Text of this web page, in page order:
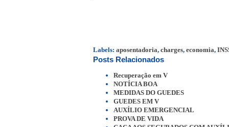
Labels: aposentadoria, charges, economia,
Posts Relacionados
Recuperação em V
NOTÍCIA BOA
MEDIDAS DO GUEDES
GUEDES EM V
AUXÍLIO EMERGENCIAL
PROVA DE VIDA